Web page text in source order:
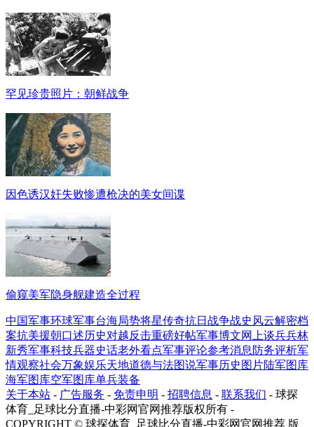
罕见珍贵照片：朝鲜战争
因色诱汉奸失败惨遭枪决的美女间谍
偷窥美军隐身舰建造全过程
中国军事环球军事台海局势将星传奇抗日战争战史风云解密档
案抗美援朝口述历史对越反击重磅好帖军事博文网上谈兵兵林
新秀军事科技兵器史话老外看点军事评论参考消息 防务评析军
情观察社会万象娱乐天地道德与法图说军事历史图片陆军图库
海军图库空军图库单兵装备
关于本站 - 广告服务 - 免责申明 - 招聘信息 - 联系我们 - 球探
体育_足球比分直播-中彩网官网推荐版权所有 -
COPYRIGHT © 球探体育_足球比分直播-中彩网官网推荐 版